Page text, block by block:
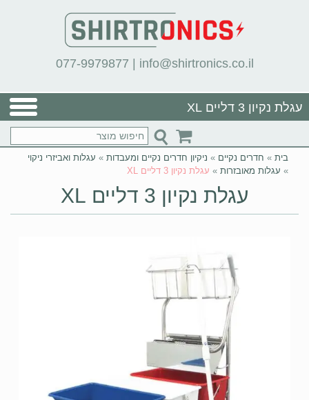
077-9979877 | info@shirtronics.co.il
עגלת נקיון 3 דליים XL
בית » חדרים נקיים » ניקיון חדרים נקיים ומעבדות » עגלות ואביזרי ניקוי
» עגלות מאובזרות » עגלת נקיון 3 דליים XL
עגלת נקיון 3 דליים XL